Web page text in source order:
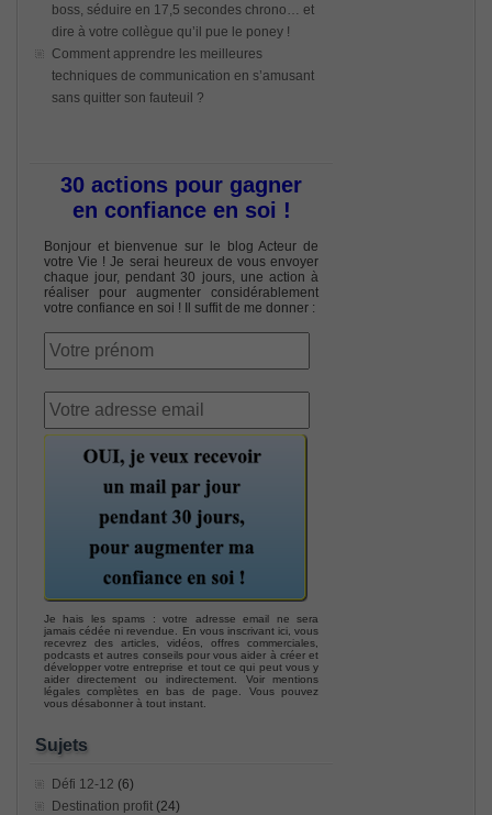
boss, séduire en 17,5 secondes chrono… et
dire à votre collègue qu’il pue le poney !
Comment apprendre les meilleures
techniques de communication en s’amusant
sans quitter son fauteuil ?
30 actions pour gagner
en confiance en soi !
Bonjour et bienvenue sur le blog Acteur de
votre Vie ! Je serai heureux de vous envoyer
chaque jour, pendant 30 jours, une action à
réaliser pour augmenter considérablement
votre confiance en soi ! Il suffit de me donner :
Je hais les spams : votre adresse email ne sera
jamais cédée ni revendue. En vous inscrivant ici, vous
recevrez des articles, vidéos, offres commerciales,
podcasts et autres conseils pour vous aider à créer et
développer votre entreprise et tout ce qui peut vous y
aider directement ou indirectement. Voir mentions
légales complètes en bas de page. Vous pouvez
vous désabonner à tout instant.
Sujets
Défi 12-12 (6)
Destination profit (24)